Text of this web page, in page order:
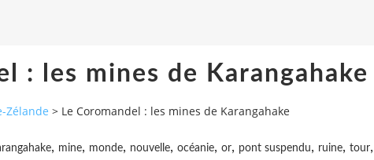
: les mines de Karangahake
Zélande > Le Coromandel : les mines de Karangahake
, mine, monde, nouvelle, océanie, or, pont suspendu, ruine, tour,